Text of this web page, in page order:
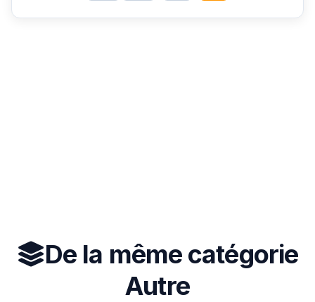
De la même catégorie
Autre